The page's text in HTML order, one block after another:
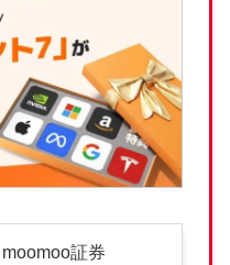
moomoo証券